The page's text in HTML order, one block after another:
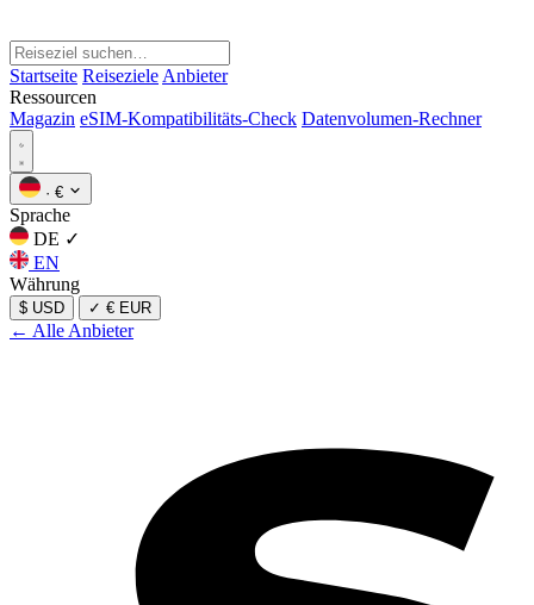
Startseite Reiseziele Anbieter
Ressourcen
Magazin eSIM-Kompatibilitäts-Check Datenvolumen-Rechner
· €
Sprache
DE ✓
EN
Währung
$ USD ✓ € EUR
← Alle Anbieter